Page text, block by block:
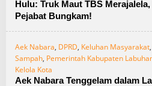
Hulu: Truk Maut TBS
Pejabat Bungkam!
Aek Nabara, DPRD, Keluhan Masyarakat,
Sampah, Pemerintah Kabupaten
Kelola Kota
Aek Nabara Tenggelam dalam